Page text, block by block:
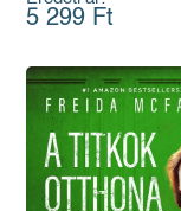
5 299 Ft